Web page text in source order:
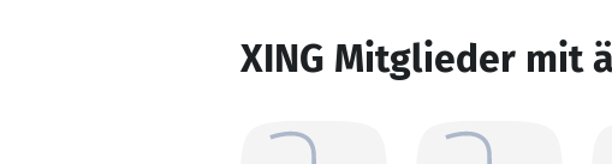
XING Mitglieder mit